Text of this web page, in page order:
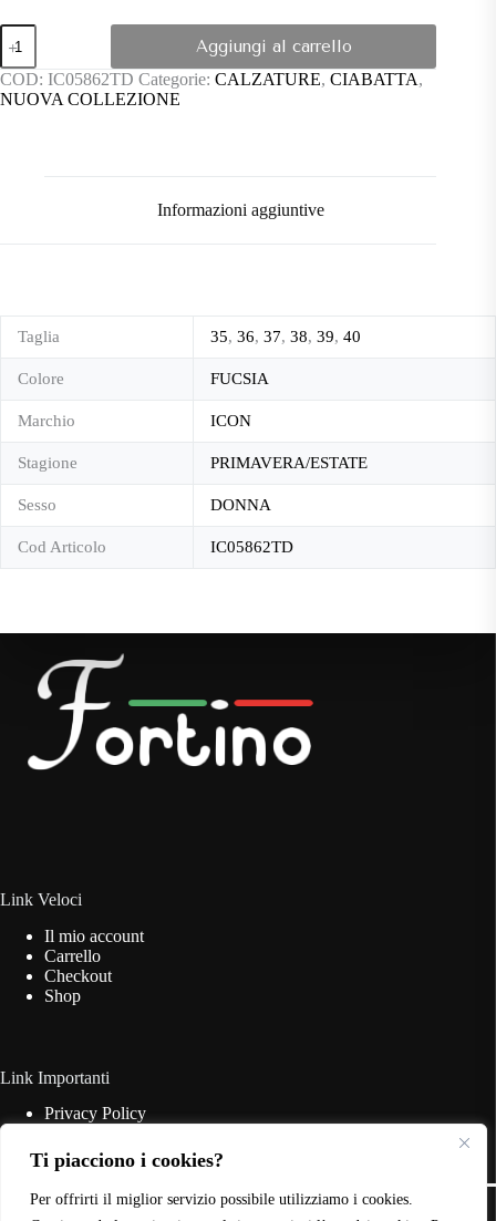
Ti piacciono i cookies?
Per offrirti il miglior servizio possibile utilizziamo i cookies.
Ciabatta
icon
quantità
Aggiungi al carrello
COD: IC05862TD Categorie: CALZATURE, CIABATTA,
NUOVA COLLEZIONE
Informazioni aggiuntive
Taglia 35, 36, 37, 38, 39, 40
Colore FUCSIA
Marchio ICON
Stagione PRIMAVERA/ESTATE
Sesso DONNA
Cod Articolo IC05862TD
Link Veloci
Il mio account
Carrello
Checkout
Shop
Link Importanti
Privacy Policy
Termini & Condizioni
Contatti
© 2026 - Web Powered byDylog Italia S.p.A.